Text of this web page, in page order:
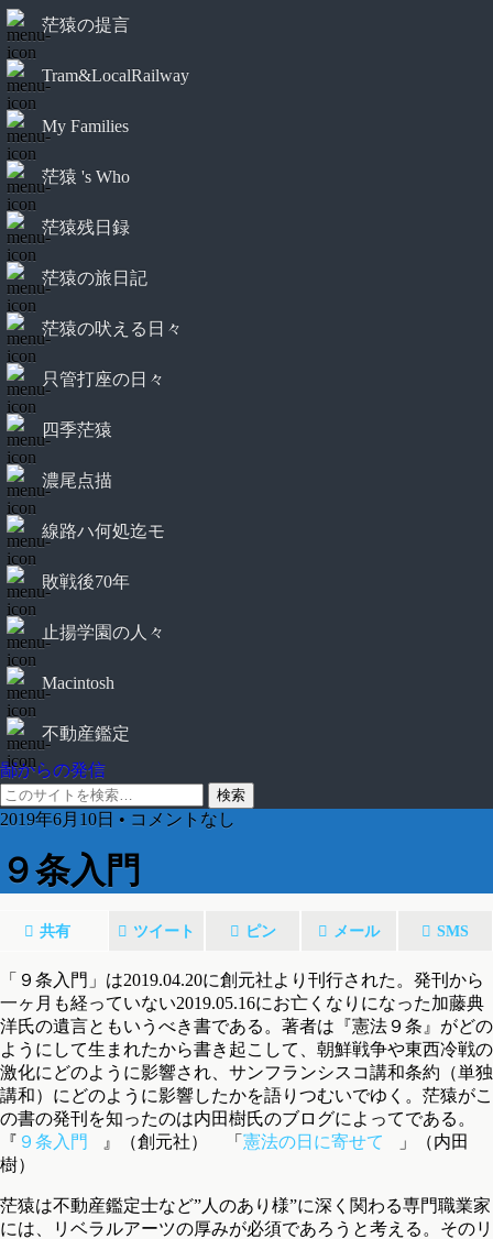
茫猿の提言
Tram&LocalRailway
My Families
茫猿 's Who
茫猿残日録
茫猿の旅日記
茫猿の吠える日々
只管打座の日々
四季茫猿
濃尾点描
線路ハ何処迄モ
敗戦後70年
止揚学園の人々
Macintosh
不動産鑑定
鄙からの発信
2019年6月10日 • コメントなし
９条入門
共有 ツイート ピン メール SMS
「９条入門」は2019.04.20に創元社より刊行された。発刊から
一ヶ月も経っていない2019.05.16にお亡くなりになった加藤典
洋氏の遺言ともいうべき書である。著者は『憲法９条』がどの
ようにして生まれたから書き起こして、朝鮮戦争や東西冷戦の
激化にどのように影響され、サンフランシスコ講和条約（単独
講和）にどのように影響したかを語りつむいでゆく。茫猿がこ
の書の発刊を知ったのは内田樹氏のブログによってである。
『 ９条入門 』（創元社） 「 憲法の日に寄せて
」（内田
樹）
茫猿は不動産鑑定士など”人のあり様”に深く関わる専門職業家
には、リベラルアーツの厚みが必須であろうと考える。そのリ